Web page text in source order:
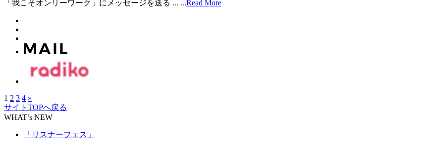
「我こそオンリーワーク」にメッセージを送る ... ...Read More
1 2 3 4 »
サイトTOPへ戻る
WHAT’s NEW
「リスナーフェス」